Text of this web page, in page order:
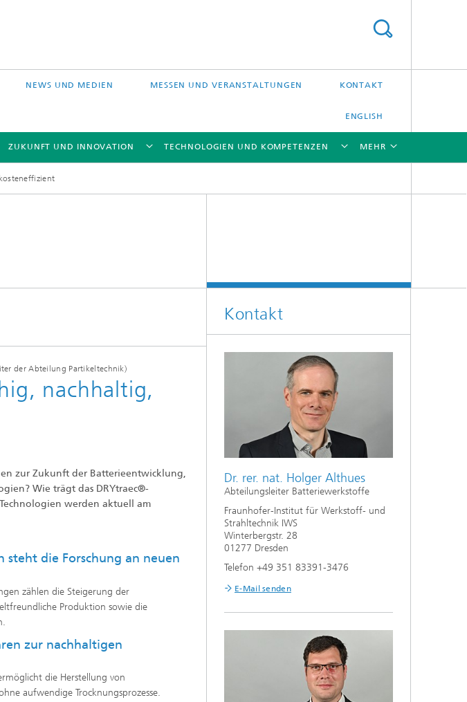
NEWS UND MEDIEN MESSEN UND VERANSTALTUNGEN KONTAKT
ENGLISH
ZUKUNFT UND INNOVATION TECHNOLOGIEN UND KOMPETENZEN
Pulverbettverfahren und Drucken
Beschichten
Mikro- und Biosystemtechnik
Laserschweißen
Kleben und Faserverbundtechnik
High-Speed-Laserbearbeitung
Laserschneiden
MEHR
der Abteilung Partikeltechnik)
nachhaltig,
zur Zukunft der Batterieentwicklung,
Wie trägt das DRYtraec®-
werden aktuell am
die Forschung an neuen
zählen die Steigerung der
Produktion sowie die
zur nachhaltigen
die Herstellung von
aufwendige Trocknungsprozesse.
Kontakt
Dr. rer. nat. Holger Althues
Abteilungsleiter Batteriewerkstoffe
Fraunhofer-Institut für Werkstoff- und
Strahltechnik IWS
Winterbergstr. 28
01277 Dresden
Telefon +49 351 83391-3476
E-Mail senden